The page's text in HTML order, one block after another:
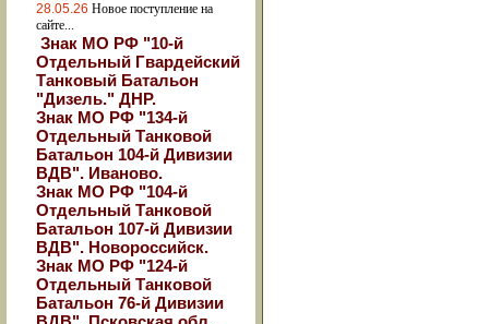
28.05.26 Новое поступление на
сайте...
Знак МО РФ "10-й
Отдельный Гвардейский
Танковый Батальон
"Дизель." ДНР.
Знак МО РФ "134-й
Отдельный Танковой
Батальон 104-й Дивизии
ВДВ". Иваново.
Знак МО РФ "104-й
Отдельный Танковой
Батальон 107-й Дивизии
ВДВ". Новороссийск.
Знак МО РФ "124-й
Отдельный Танковой
Батальон 76-й Дивизии